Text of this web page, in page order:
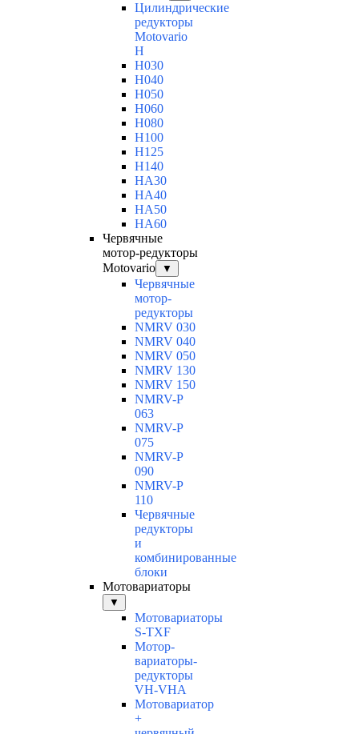
Цилиндрические
редукторы
Motovario
H
H030
H040
H050
H060
H080
H100
H125
H140
HA30
HA40
HA50
HA60
Червячные
мотор-редукторы
Motovario
▼
Червячные
мотор-
редукторы
NMRV 030
NMRV 040
NMRV 050
NMRV 130
NMRV 150
NMRV-P
063
NMRV-P
075
NMRV-P
090
NMRV-P
110
Червячные
редукторы
и
комбинированные
блоки
Мотовариаторы
▼
Мотовариаторы
S-TXF
Мотор-
вариаторы-
редукторы
VH-VHA
Мотовариатор
+